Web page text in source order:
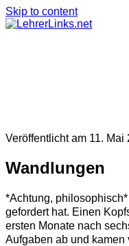
Skip to content
Veröffentlicht am 11. Mai
Wandlungen
*Achtung,
gefordert hat. Einen
ersten Monate nach
Aufgaben ab und